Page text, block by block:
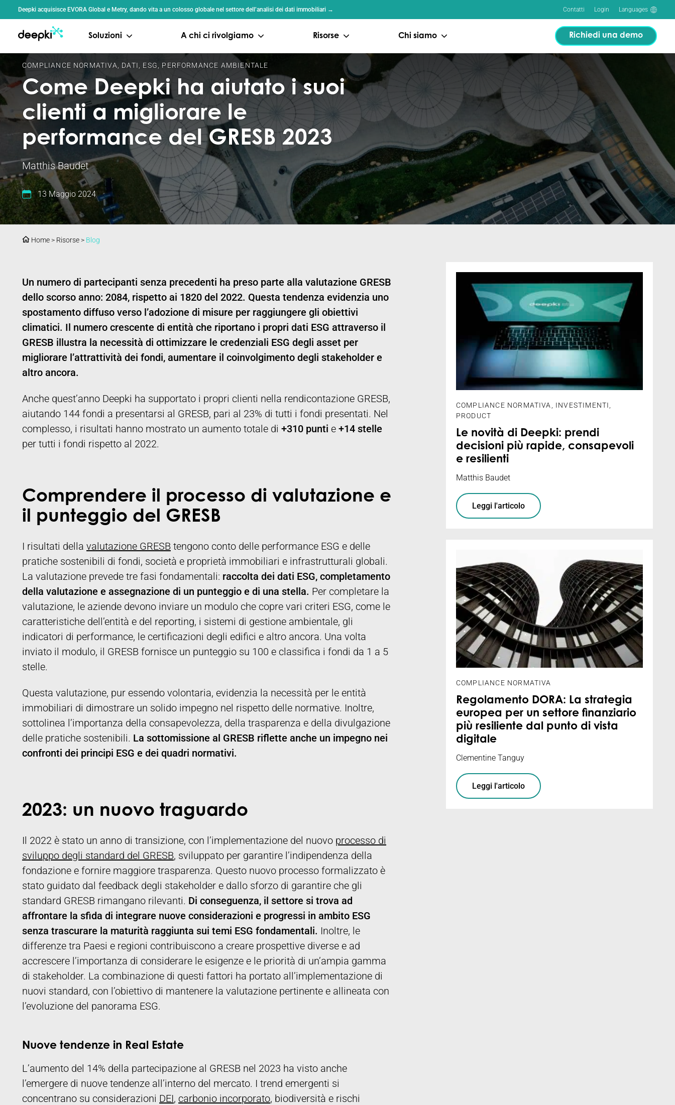
Deepki acquisisce EVORA Global e Metry, dando vita a un colosso globale nel settore dell’analisi dei dati immobiliari → Contatti Login Languages
Soluzioni A chi ci rivolgiamo Risorse Chi siamo Richiedi una demo
COMPLIANCE NORMATIVA DATI ESG PERFORMANCE AMBIENTALE
Come Deepki ha aiutato i suoi
clienti a migliorare le
performance del GRESB 2023
Matthis Baudet
13 Maggio 2024
Home> Risorse> Blog
Un numero di partecipanti senza precedenti ha preso parte alla valutazione GRESB
dello scorso anno: 2084, rispetto ai 1820 del 2022. Questa tendenza evidenzia uno
spostamento diffuso verso l’adozione di misure per raggiungere gli obiettivi
climatici. Il numero crescente di entità che riportano i propri dati ESG attraverso il
GRESB illustra la necessità di ottimizzare le credenziali ESG degli asset per
migliorare l’attrattività dei fondi, aumentare il coinvolgimento degli stakeholder e
altro ancora.
Anche quest’anno Deepki ha supportato i propri clienti nella rendicontazione GRESB,
aiutando 144 fondi a presentarsi al GRESB, pari al 23% di tutti i fondi presentati. Nel
complesso, i risultati hanno mostrato un aumento totale di +310 punti e +14 stelle
per tutti i fondi rispetto al 2022.
Comprendere il processo di valutazione e
il punteggio del GRESB
I risultati della valutazione GRESB tengono conto delle performance ESG e delle
pratiche sostenibili di fondi, società e proprietà immobiliari e infrastrutturali globali.
La valutazione prevede tre fasi fondamentali: raccolta dei dati ESG, completamento
della valutazione e assegnazione di un punteggio e di una stella. Per completare la
valutazione, le aziende devono inviare un modulo che copre vari criteri ESG, come le
caratteristiche dell’entità e del reporting, i sistemi di gestione ambientale, gli
indicatori di performance, le certificazioni degli edifici e altro ancora. Una volta
inviato il modulo, il GRESB fornisce un punteggio su 100 e classifica i fondi da 1 a 5
stelle.
Questa valutazione, pur essendo volontaria, evidenzia la necessità per le entità
immobiliari di dimostrare un solido impegno nel rispetto delle normative. Inoltre,
sottolinea l’importanza della consapevolezza, della trasparenza e della divulgazione
delle pratiche sostenibili. La sottomissione al GRESB riflette anche un impegno nei
confronti dei principi ESG e dei quadri normativi.
2023: un nuovo traguardo
Il 2022 è stato un anno di transizione, con l’implementazione del nuovo processo di
sviluppo degli standard del GRESB, sviluppato per garantire l’indipendenza della
fondazione e fornire maggiore trasparenza. Questo nuovo processo formalizzato è
stato guidato dal feedback degli stakeholder e dallo sforzo di garantire che gli
standard GRESB rimangano rilevanti. Di conseguenza, il settore si trova ad
affrontare la sfida di integrare nuove considerazioni e progressi in ambito ESG
senza trascurare la maturità raggiunta sui temi ESG fondamentali. Inoltre, le
differenze tra Paesi e regioni contribuiscono a creare prospettive diverse e ad
accrescere l’importanza di considerare le esigenze e le priorità di un’ampia gamma
di stakeholder. La combinazione di questi fattori ha portato all’implementazione di
nuovi standard, con l’obiettivo di mantenere la valutazione pertinente e allineata con
l’evoluzione del panorama ESG.
Nuove tendenze in Real Estate
L’aumento del 14% della partecipazione al GRESB nel 2023 ha visto anche
l’emergere di nuove tendenze all’interno del mercato. I trend emergenti si
concentrano su considerazioni DEI, carbonio incorporato, biodiversità e rischi
COMPLIANCE NORMATIVA INVESTIMENTI
PRODUCT
Le novità di Deepki: prendi
decisioni più rapide, consapevoli
e resilienti
Matthis Baudet
Leggi l'articolo
COMPLIANCE NORMATIVA
Regolamento DORA: La strategia
europea per un settore finanziario
più resiliente dal punto di vista
digitale
Clementine Tanguy
Leggi l'articolo
Pannello di gestione dei cookies